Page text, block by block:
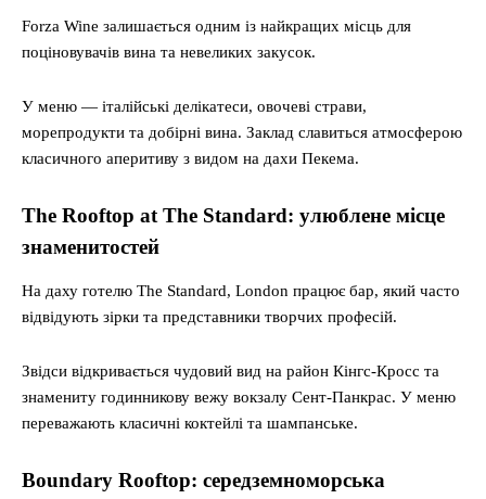
Forza Wine залишається одним із найкращих місць для
поціновувачів вина та невеликих закусок.
У меню — італійські делікатеси, овочеві страви,
морепродукти та добірні вина. Заклад славиться атмосферою
класичного аперитиву з видом на дахи Пекема.
The Rooftop at The Standard: улюблене місце
знаменитостей
На даху готелю The Standard, London працює бар, який часто
відвідують зірки та представники творчих професій.
Звідси відкривається чудовий вид на район Кінгс-Кросс та
знамениту годинникову вежу вокзалу Сент-Панкрас. У меню
переважають класичні коктейлі та шампанське.
Boundary Rooftop: середземноморська